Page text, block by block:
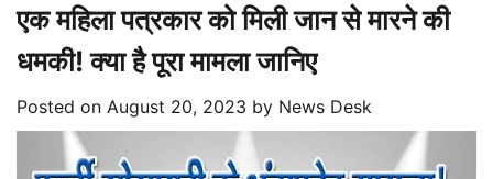
एक महिला पत्रकार को मिली जान से मारने की
धमकी! क्या है पूरा मामला जानिए
Posted on August 20, 2023 by News Desk